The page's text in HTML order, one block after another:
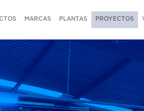
MARCAS PLANTAS PROYECTOS